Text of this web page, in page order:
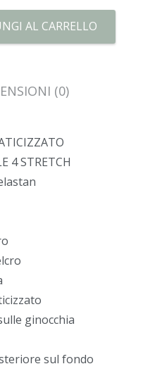
AL CARRELLO
(0)
4 STRETCH
ginocchia
sul fondo